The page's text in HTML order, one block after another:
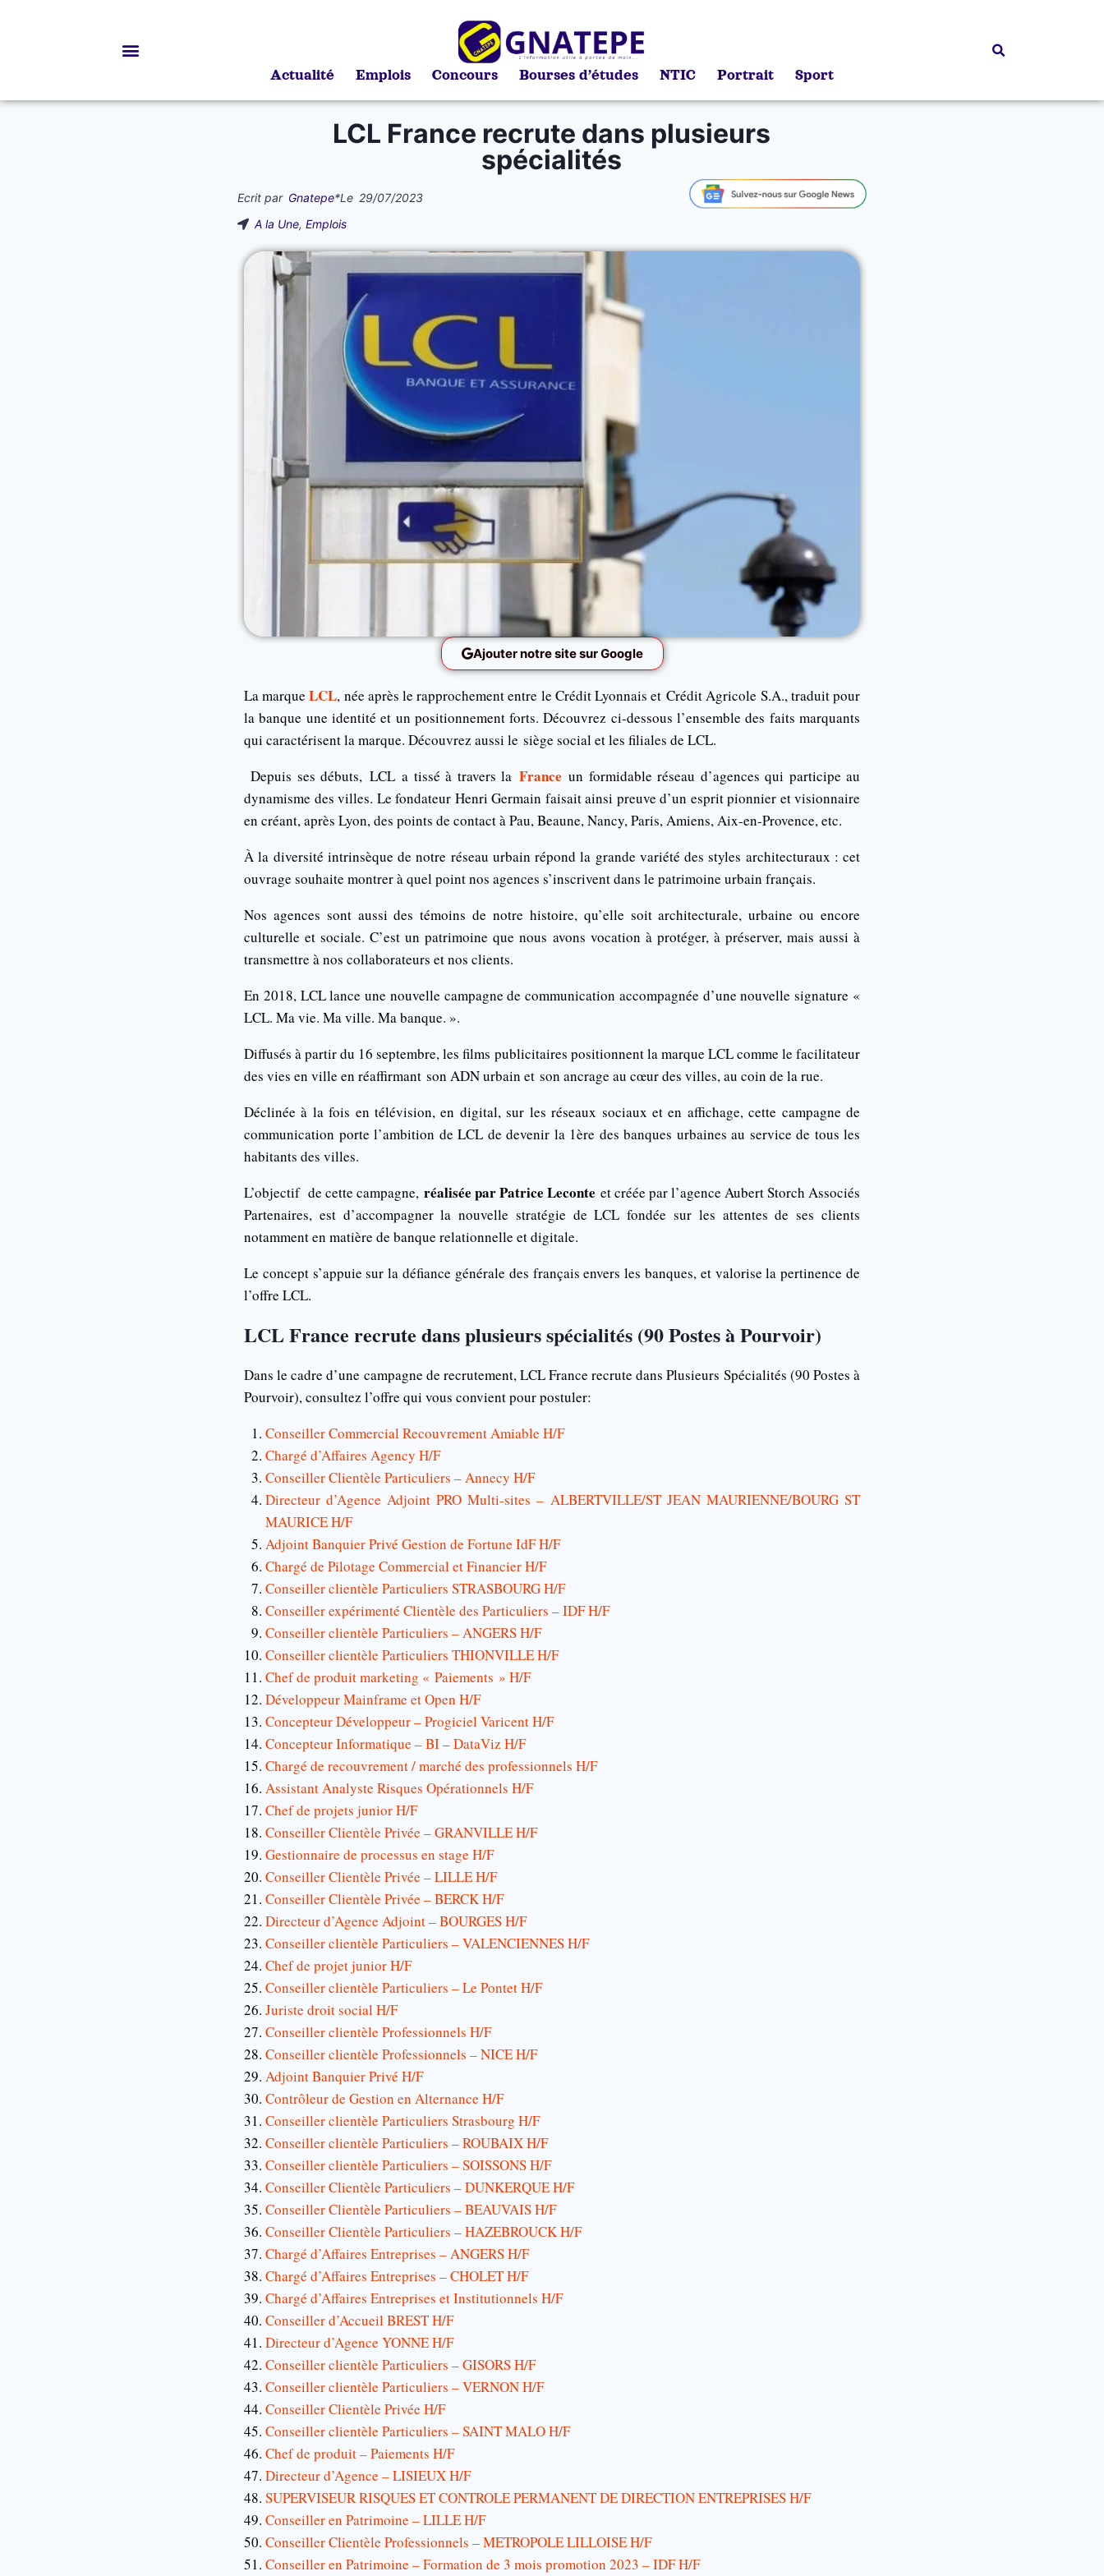
Actualité Emplois Concours Bourses d’études NTIC Portrait Sport
LCL France recrute dans plusieurs
spécialités
Ecrit par Gnatepe*Le 29/07/2023
A la Une, Emplois
Ajouter notre site sur Google
La marqueLCL, née après le rapprochement entre le Crédit Lyonnais et Crédit Agricole S.A., traduit pour
la banque une identité et un positionnement forts. Découvrez ci-dessous l’ensemble des faits marquants
qui caractérisent la marque. Découvrez aussi le siège social et les filiales de LCL.
Depuis ses débuts, LCL a tissé à travers la France un formidable réseau d’agences qui participe au
dynamisme des villes. Le fondateur Henri Germain faisait ainsi preuve d’un esprit pionnier et visionnaire
en créant, après Lyon, des points de contact à Pau, Beaune, Nancy, Paris, Amiens, Aix-en-Provence, etc.
À la diversité intrinsèque de notre réseau urbain répond la grande variété des styles architecturaux : cet
ouvrage souhaite montrer à quel point nos agences s’inscrivent dans le patrimoine urbain français.
Nos agences sont aussi des témoins de notre histoire, qu’elle soit architecturale, urbaine ou encore
culturelle et sociale. C’est un patrimoine que nous avons vocation à protéger, à préserver, mais aussi à
transmettre à nos collaborateurs et nos clients.
En 2018, LCL lance une nouvelle campagne de communication accompagnée d’une nouvelle signature «
LCL. Ma vie. Ma ville. Ma banque. ».
Diffusés à partir du 16 septembre, les films publicitaires positionnent la marque LCL comme le facilitateur
des vies en ville en réaffirmant son ADN urbain et son ancrage au cœur des villes, au coin de la rue.
Déclinée à la fois en télévision, en digital, sur les réseaux sociaux et en affichage, cette campagne de
communication porte l’ambition de LCL de devenir la 1ère des banques urbaines au service de tous les
habitants des villes.
L’objectif de cette campagne, réalisée par Patrice Leconte et créée par l’agence Aubert Storch Associés
Partenaires, est d’accompagner la nouvelle stratégie de LCL fondée sur les attentes de ses clients
notamment en matière de banque relationnelle et digitale.
Le concept s’appuie sur la défiance générale des français envers les banques, et valorise la pertinence de
l’offre LCL.
LCL France recrute dans plusieurs spécialités (90 Postes à Pourvoir)
Dans le cadre d’une campagne de recrutement, LCL France recrute dans Plusieurs Spécialités (90 Postes à
Pourvoir), consultez l’offre qui vous convient pour postuler:
Conseiller Commercial Recouvrement Amiable H/F
Chargé d’Affaires Agency H/F
Conseiller Clientèle Particuliers – Annecy H/F
Directeur d’Agence Adjoint PRO Multi-sites – ALBERTVILLE/ST JEAN MAURIENNE/BOURG ST
MAURICE H/F
Adjoint Banquier Privé Gestion de Fortune IdF H/F
Chargé de Pilotage Commercial et Financier H/F
Conseiller clientèle Particuliers STRASBOURG H/F
Conseiller expérimenté Clientèle des Particuliers – IDF H/F
Conseiller clientèle Particuliers – ANGERS H/F
Conseiller clientèle Particuliers THIONVILLE H/F
Chef de produit marketing « Paiements » H/F
Développeur Mainframe et Open H/F
Concepteur Développeur – Progiciel Varicent H/F
Concepteur Informatique – BI – DataViz H/F
Chargé de recouvrement / marché des professionnels H/F
Assistant Analyste Risques Opérationnels H/F
Chef de projets junior H/F
Conseiller Clientèle Privée – GRANVILLE H/F
Gestionnaire de processus en stage H/F
Conseiller Clientèle Privée – LILLE H/F
Conseiller Clientèle Privée – BERCK H/F
Directeur d’Agence Adjoint – BOURGES H/F
Conseiller clientèle Particuliers – VALENCIENNES H/F
Chef de projet junior H/F
Conseiller clientèle Particuliers – Le Pontet H/F
Juriste droit social H/F
Conseiller clientèle Professionnels H/F
Conseiller clientèle Professionnels – NICE H/F
Adjoint Banquier Privé H/F
Contrôleur de Gestion en Alternance H/F
Conseiller clientèle Particuliers Strasbourg H/F
Conseiller clientèle Particuliers – ROUBAIX H/F
Conseiller clientèle Particuliers – SOISSONS H/F
Conseiller Clientèle Particuliers – DUNKERQUE H/F
Conseiller Clientèle Particuliers – BEAUVAIS H/F
Conseiller Clientèle Particuliers – HAZEBROUCK H/F
Chargé d’Affaires Entreprises – ANGERS H/F
Chargé d’Affaires Entreprises – CHOLET H/F
Chargé d’Affaires Entreprises et Institutionnels H/F
Conseiller d’Accueil BREST H/F
Directeur d’Agence YONNE H/F
Conseiller clientèle Particuliers – GISORS H/F
Conseiller clientèle Particuliers – VERNON H/F
Conseiller Clientèle Privée H/F
Conseiller clientèle Particuliers – SAINT MALO H/F
Chef de produit – Paiements H/F
Directeur d’Agence – LISIEUX H/F
SUPERVISEUR RISQUES ET CONTROLE PERMANENT DE DIRECTION ENTREPRISES H/F
Conseiller en Patrimoine – LILLE H/F
Conseiller Clientèle Professionnels – METROPOLE LILLOISE H/F
Conseiller en Patrimoine – Formation de 3 mois promotion 2023 – IDF H/F